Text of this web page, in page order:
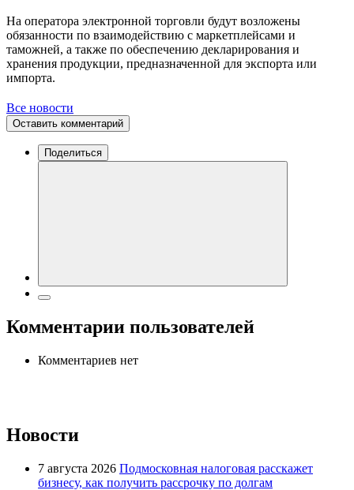
На оператора электронной торговли будут возложены
обязанности по взаимодействию с маркетплейсами и
таможней, а также по обеспечению декларирования и
хранения продукции, предназначенной для экспорта или
импорта.
Все новости
Оставить комментарий
Поделиться
Комментарии пользователей
Комментариев нет
Новости
7 августа 2026 Подмосковная налоговая расскажет
бизнесу, как получить рассрочку по долгам